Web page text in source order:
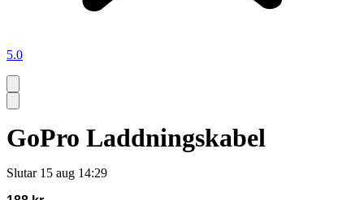
5.0
GoPro Laddningskabel
Slutar 15 aug 14:29